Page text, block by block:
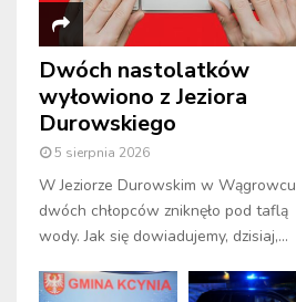
Dwóch nastolatków
wyłowiono z Jeziora
Durowskiego
5 sierpnia 2026
W Jeziorze Durowskim w Wągrowcu
dwóch chłopców zniknęło pod taflą
wody. Jak się dowiadujemy, dzisiaj,...